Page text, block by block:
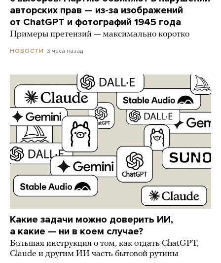
авторских прав — из-за изображений
от ChatGPT и фотографий 1945 года
Примеры претензий — максимально коротко
НОВОСТИ 3 часа назад
Какие задачи можно доверить ИИ,
а какие — ни в коем случае?
Большая инструкция о том, как отдать ChatGPT,
Claude и другим ИИ часть бытовой рутины